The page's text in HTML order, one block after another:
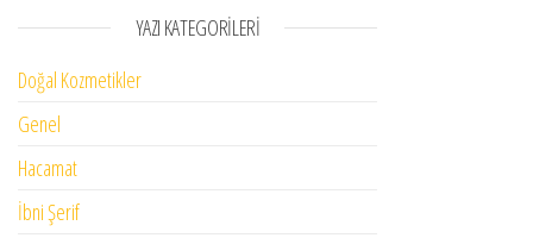
YAZI KATEGORILERI
Doğal Kozmetikler
Genel
Hacamat
İbni Şerif